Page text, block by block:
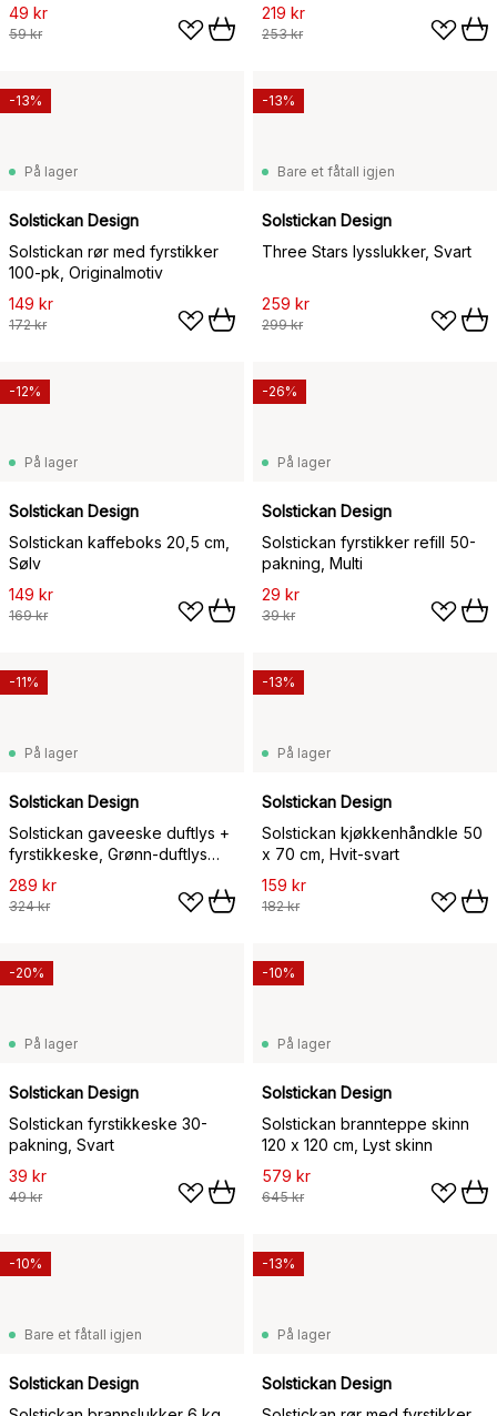
49 kr
59 kr
219 kr
253 kr
På lager
Solstickan Design
Solstickan rør med fyrstikker
100-pk, Originalmotiv
149 kr
172 kr
-13%
Bare et fåtall igjen
Solstickan Design
Three Stars lysslukker, Svart
259 kr
299 kr
-13%
På lager
Solstickan Design
Solstickan kaffeboks 20,5 cm,
Sølv
149 kr
169 kr
-12%
På lager
Solstickan Design
Solstickan fyrstikker refill 50-
pakning, Multi
29 kr
39 kr
-26%
På lager
Solstickan Design
Solstickan gaveeske duftlys +
fyrstikkeske, Grønn-duftlys
barskog
289 kr
324 kr
-11%
På lager
Solstickan Design
Solstickan kjøkkenhåndkle 50
x 70 cm, Hvit-svart
159 kr
182 kr
-13%
På lager
Solstickan Design
Solstickan fyrstikkeske 30-
pakning, Svart
39 kr
49 kr
-20%
På lager
Solstickan Design
Solstickan brannteppe skinn
120 x 120 cm, Lyst skinn
579 kr
645 kr
-10%
Bare et fåtall igjen
Solstickan Design
-10%
På lager
Solstickan Design
-13%